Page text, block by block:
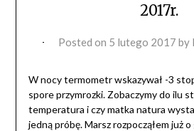
2017r.
Posted on 5 lutego 2017 by
W nocy termometr wskazywał -3
spore przymrozki. Zobaczymy do ilu
temperatura i czy matka natura
jedną próbę. Marsz rozpocząłem już